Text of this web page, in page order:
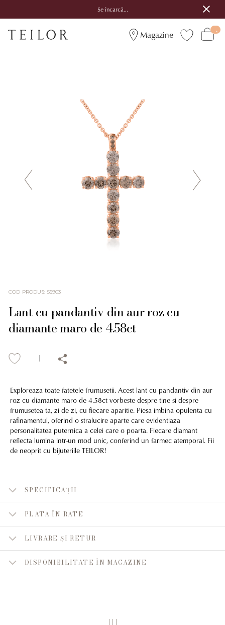
Se încarcă...
Magazine
COD PRODUS: 55903
Lant cu pandantiv din aur roz cu
diamante maro de 4.58ct
Exploreaza toate fatetele frumusetii. Acest lant cu pandantiv din aur
roz cu diamante maro de 4.58ct vorbeste despre tine si despre
frumusetea ta, zi de zi, cu fiecare aparitie. Piesa imbina opulenta cu
rafinamentul, oferind o stralucire aparte care evidentiaza
personalitatea puternica a celei care o poarta. Fiecare diamant
reflecta lumina intr-un mod unic, conferind un farmec atemporal. Fii
de neoprit cu bijuteriile TEILOR!
SPECIFICAȚII
PLATA ÎN RATE
LIVRARE ȘI RETUR
DISPONIBILITATE ÎN MAGAZINE